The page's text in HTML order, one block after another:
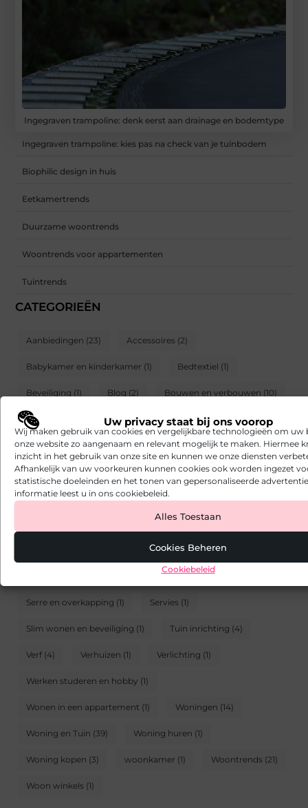
Uw privacy staat bij ons voorop
Wij maken gebruik van cookies en vergelijkbare technologieën om uw
onze website zo aangenaam en relevant mogelijk te maken. Hiermee
inzicht in het gebruik van onze site en kunnen we onze diensten
Afhankelijk van uw voorkeuren kunnen cookies ook worden ingezet
statistische doeleinden en het tonen van gepersonaliseerde
informatie leest u in ons cookiebeleid.
Alles Toestaan
Cookies Beheren
Cookiebeleid
Ingegraven trampoline: denk eerst aan drainage en bodemtype
Ingegraven trampoline: kies pas na check van je tuinbodem
Biophilic design in huis
Eetkamertrends
Duurzame woontrends
Woontrends voor appartementen
Tuintrends
CATEGORIEËN
Aanbiedingen (23) Accessoires (2)
Babykamer en kinderkamer (1) Bedtextiel (1)
Beveiliging (1) Blog (2) Bouwen en verbouwen (10)
Bouwmaterialen (1) Decoratie en accessoires (1)
Design en ontwerp(2) Doe-het-zelf(2)
Duurzaam en gezond wonen(3) Familie(1)
Geldzaken(1) Huisdieren(1)
Meubels(1)
Raamdecoratie
Serre en overkapping (1) Servies (1)
Slim wonen en beveiliging (1) Tuin inrichting (4)
Verf (4) Verhuizen (1) Verlichting (1)
Werken studeren en hobby (1)
Wonen in een appartement (1) Woningen (14)
Woning en Tuin (39) Woning huren (1)
Woning kopen (3) woonkamer (1) Woontrends (21)
Woon winkels (1)